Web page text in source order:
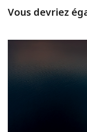
Vous devriez